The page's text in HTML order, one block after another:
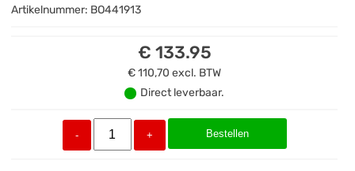
Artikelnummer: BO441913
€ 133.95
€ 110,70 excl. BTW
Direct leverbaar.
- + Bestellen